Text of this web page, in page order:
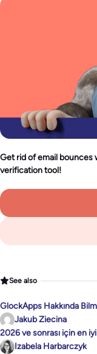
Get rid of email bounces
verification tool!
See also
GlockApps Hakkında
Jakub Ziecina
2026 ve sonrası için en
Izabela Harbarczyk